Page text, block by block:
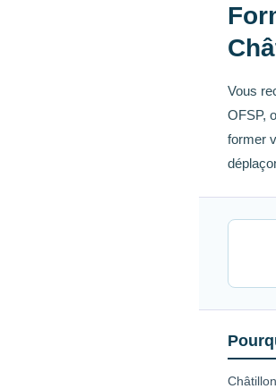
Vous
OFSP,
former